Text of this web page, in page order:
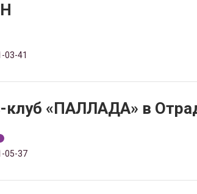
03-41
клуб «ПАЛЛАДА» в
05-37